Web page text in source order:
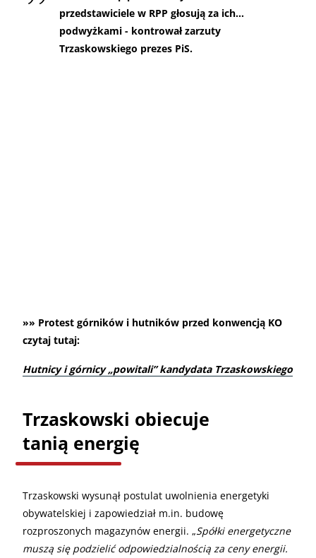
przedstawiciele w RPP głosują za ich…
podwyżkami - kontrował zarzuty
Trzaskowskiego prezes PiS.
»» Protest górników i hutników przed konwencją KO
czytaj tutaj:
Hutnicy i górnicy „powitali” kandydata Trzaskowskiego
Trzaskowski obiecuje
tanią energię
Trzaskowski wysunął postulat uwolnienia energetyki
obywatelskiej i zapowiedział m.in. budowę
rozproszonych magazynów energii. „Spółki energetyczne
muszą się podzielić odpowiedzialnością za ceny energii.